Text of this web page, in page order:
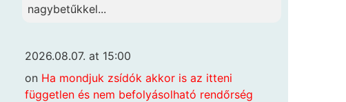
nagybetűkkel...
2026.08.07. at 15:00
on Ha mondjuk zsídók akkor is az itteni
független és nem befolyásolható rendőrség